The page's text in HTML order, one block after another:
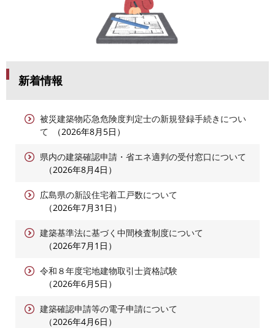
新着情報
被災建築物応急危険度判定士の新規登録手続きについ
て
2026年8月5日
県内の建築確認申請・省エネ適判の受付窓口について
2026年8月4日
広島県の新設住宅着工戸数について
2026年7月31日
建築基準法に基づく中間検査制度について
2026年7月1日
令和８年度宅地建物取引士資格試験
2026年6月5日
建築確認申請等の電子申請について
2026年4月6日